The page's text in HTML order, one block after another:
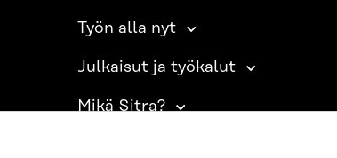
Työn alla nyt
Julkaisut ja työkalut
Mikä Sitra?